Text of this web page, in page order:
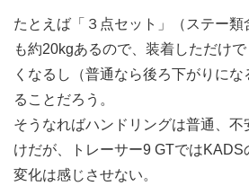
たとえば「３点セット」（ステー
も約20kgあるので、装着しただけ
くなるし（普通なら後ろ下がりに
ることだろう。
そうなればハンドリングは普通、
けだが、トレーサー9 GTではKADS
変化は感じさせない。